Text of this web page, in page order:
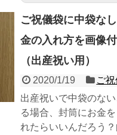
ご祝儀袋に中袋な
金の入れ方を画像
（出産祝い用）
2020/1/19
ご
出産祝いで中袋のな
る場合、封筒にお金
れたらいいんだろう